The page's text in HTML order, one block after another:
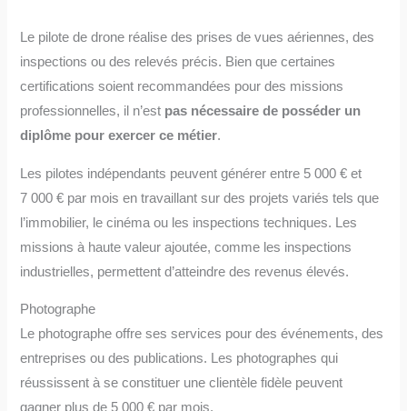
Le pilote de drone réalise des prises de vues aériennes, des
inspections ou des relevés précis. Bien que certaines
certifications soient recommandées pour des missions
professionnelles, il n’est pas nécessaire de posséder un
diplôme pour exercer ce métier.
Les pilotes indépendants peuvent générer entre 5 000 € et
7 000 € par mois en travaillant sur des projets variés tels que
l’immobilier, le cinéma ou les inspections techniques. Les
missions à haute valeur ajoutée, comme les inspections
industrielles, permettent d’atteindre des revenus élevés.
Photographe
Le photographe offre ses services pour des événements, des
entreprises ou des publications. Les photographes qui
réussissent à se constituer une clientèle fidèle peuvent
gagner plus de 5 000 € par mois.